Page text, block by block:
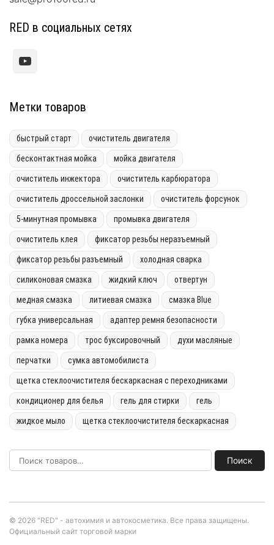
RED в социальных сетях
Метки товаров
быстрый старт очиститель двигателя
бесконтактная мойка мойка двигателя
очиститель инжектора очиститель карбюратора
очиститель дроссельной заслонки очиститель форсунок
5-минутная промывка промывка двигателя
очиститель клея фиксатор резьбы неразъемный
фиксатор резьбы разъемный холодная сварка
силиконовая смазка жидкий ключ отвертун
медная смазка литиевая смазка смазка Blue
губка универсальная адаптер ремня безопасности
рамка номера трос буксировочный духи масляные
перчатки сумка автомобилиста
щетка стеклоочистителя бескаркасная с переходниками
кондиционер для белья гель для стирки гель
жидкое мыло щетка стеклоочистителя бескаркасная
Поиск
© 2026 "RED" - автохимия и автокосметика. Все права защищены.
Официальный сайт торговой марки